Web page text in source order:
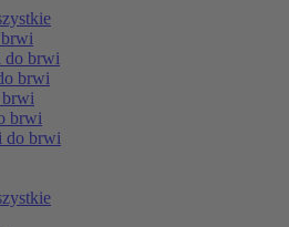
do brwi
brwi
brwi
brwi
do brwi